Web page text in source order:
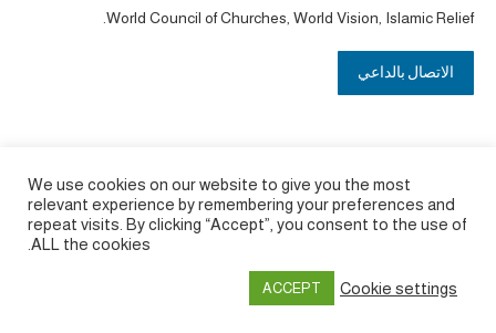
World Council of Churches, World Vision, Islamic Relief.
الاتصال بالداعي
&Terms of Use
We use cookies on our website to give you the most
relevant experience by remembering your preferences and
repeat visits. By clicking “Accept”, you consent to the use of
ALL the cookies.
Cookie settings
ACCEPT